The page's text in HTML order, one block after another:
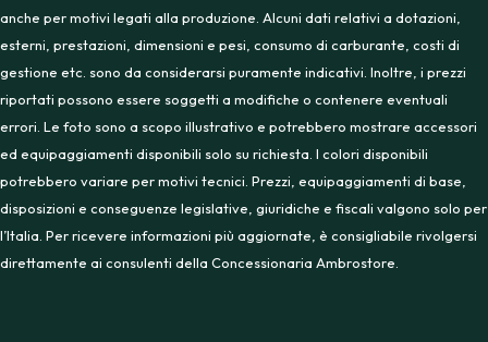
anche per motivi legati alla produzione. Alcuni dati relativi a dotazioni,
esterni, prestazioni, dimensioni e pesi, consumo di carburante, costi di
gestione etc. sono da considerarsi puramente indicativi. Inoltre, i prezzi
riportati possono essere soggetti a modifiche o contenere eventuali
errori. Le foto sono a scopo illustrativo e potrebbero mostrare accessori
ed equipaggiamenti disponibili solo su richiesta. I colori disponibili
potrebbero variare per motivi tecnici. Prezzi, equipaggiamenti di base,
disposizioni e conseguenze legislative, giuridiche e fiscali valgono solo per
l’Italia. Per ricevere informazioni più aggiornate, è consigliabile rivolgersi
direttamente ai consulenti della Concessionaria Ambrostore.